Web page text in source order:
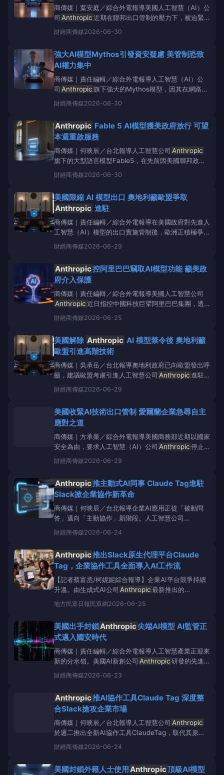
商傳媒｜葉安庭／綜合外電報導美國人工智慧（AI）公
司 Anthropic近期在聯邦出口管制的壓力下，被迫緊
急終止旗下兩款大型語言模型Fable與Mythos的存取
權限。這項決定僅給予約90分鐘的通知，且透明度不
員及政府前官員共同簽
財經商傳媒2026-06-30
強大AI模型Mythos引發資安疑慮 美管制恐致
AI權力集中
商傳媒｜責任編輯／綜合外電報導人工智慧（AI）公
司 Anthropic旗下強大的Mythos模型，因其在網路安
全領域的潛在風險，引發美國政府高度關注。據
《StimsonCenter》報導，這項技術的能力導致美國
同時也激化了關於
財經商傳媒2026-06-30
Anthropic Fable 5 AI模型獲美政府放行 可望
本週重啟服務
商傳媒｜何映辰／台北報導人工智慧公司 Anthropic
旗下的大型語言模型Fable5，在先前因美國聯邦政府
擔憂國安風險而停用後，目前可望於本週重啟公眾服
務。這項發展預示著AI業界與政府監管之間將建立更明
Fable
財經商傳媒2026-06-30
美國限縮 AI 模型出口 奧地利籲歐盟爭取
Anthropic 進駐
商傳媒｜責任編輯／綜合外電報導在美國政府對先進人
工智慧（AI）模型的出口實施管制後，歐洲正積極爭取
美國AI新創公司
秘書AlexanderPröll向歐盟執委會發函建議，應探索
財經商傳媒2026-06-29
Anthropic控阿里巴巴竊取AI模型功能 籲美政
府介入保護
商傳媒｜責任編輯／綜合外電報導美國人工智慧公司
Anthropic近日指控中國科技巨擘阿里巴巴集團，透
過數萬個詐欺帳戶，大規模且非法地擷取其Claude人
工智慧模型的核心功能。
國國會參議員及白宮官員，呼籲
財經商傳媒2026-06-25
美國解除 Anthropic AI 模型禁令後 奧地利籲
歐盟引進高階技術
商傳媒｜吳承岳／台北報導奧地利政府已向歐盟發出呼
籲，建議歐盟考慮引進人工智慧公司 Anthropic進駐
歐洲境內，以應對美國對其先進人工智慧模型實施的存
取限制。此舉正值美國聯邦政府於今日解除對
禁令之際。
財經商傳媒2026-06-29
美國收緊AI技術出口管制 愛爾蘭企業急尋自主
應對之道
商傳媒｜方承業／綜合外電報導美國商務部近期以國家
安全為由，要求人工智慧（AI）公司 Anthropic停止
向外國使用者提供其兩款最先進的AI模型Fable5和
Mythos5。
財經商傳媒2026-06-29
Anthropic推主動式AI同事 Claude Tag進駐
Slack掀企業協作新革命
商傳媒｜何映辰／台北報導企業AI應用正從「被動問
答」邁向「主動協作」新階段。人工智慧公司
Anthropic
「ClaudeTag」，並整合至Slack平台，讓AI不再只是
與團隊工作流程。Anthropi
財經商傳媒2026-06-24
Anthropic推出Slack原生代理平台Claude
Tag，企業協作工具全面導入AI工作流
【記者蔡富丞/柯妮妮綜合報導】企業AI平台競爭持續
升溫。由生成式AI公司 Anthropic最新推出的
ClaudeTag正式上線，成為近期企業軟體市場最受關
注的新產品之一。不同於傳統聊天機器人，
至企業日常協作流程之中。&
地方民眾日報民眾網2026-06-25
美國出手封鎖Anthropic尖端AI模型 AI監管正
式邁入國安時代
商傳媒｜責任編輯／綜合外電報導人工智慧產業正迎來
新的分水嶺。美國AI新創公司 Anthropic研發的先進
模型Mythos與Fable，近期遭美國政府以國家安全理
由列入出口管制範圍，迫使
美國對先進人工智慧
財經商傳媒2026-06-23
Anthropic推AI協作工具Claude Tag 深度整
合Slack搶攻企業市場
商傳媒｜何映辰／台北報導人工智慧公司 Anthropic
於週二推出全新AI協作工具ClaudeTag，取代其原有
的Slack應用程式，以常駐式AI隊友的形式深度整合至
企業通訊平台Slack中。這項新產品目前以測試版形式
財經商傳媒2026-06-24
美國封鎖外籍人士使用Anthropic頂級AI模型